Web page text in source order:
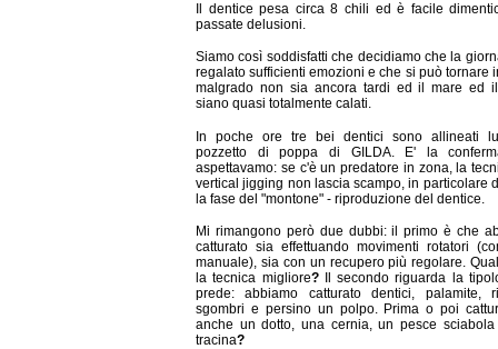
Il dentice pesa circa 8 chili ed è facile
passate delusioni.
Siamo così soddisfatti che decidiamo che la
regalato sufficienti emozioni e che si può tornare
malgrado non sia ancora tardi ed il mare ed
siano quasi totalmente calati.
In poche ore tre bei dentici sono allineati
pozzetto di poppa di GILDA. E' la
aspettavamo: se c'è un predatore in zona, la
vertical jigging non lascia scampo, in particolare
la fase del "montone" - riproduzione del dentice.
Mi rimangono però due dubbi: il primo è che
catturato sia effettuando movimenti rotatori
manuale), sia con un recupero più regolare.
la tecnica migliore?
Il secondo riguarda la
prede: abbiamo catturato dentici, palamite,
sgombri e persino un polpo. Prima o poi
anche un dotto, una cernia, un pesce
tracina?